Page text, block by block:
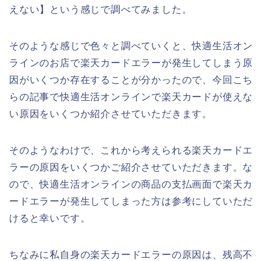
えない】という感じで調べてみました。
そのような感じで色々と調べていくと、快適生活オン
ラインのお店で楽天カードエラーが発生してしまう原
因がいくつか存在することが分かったので、今回こち
らの記事で快適生活オンラインで楽天カードが使えな
い原因をいくつか紹介させていただきます。
そのようなわけで、これから考えられる楽天カードエ
ラーの原因をいくつかご紹介させていただきます。な
ので、快適生活オンラインの商品の支払画面で楽天カ
ードエラーが発生してしまった方は参考にしていただ
けると幸いです。
ちなみに私自身の楽天カードエラーの原因は、残高不